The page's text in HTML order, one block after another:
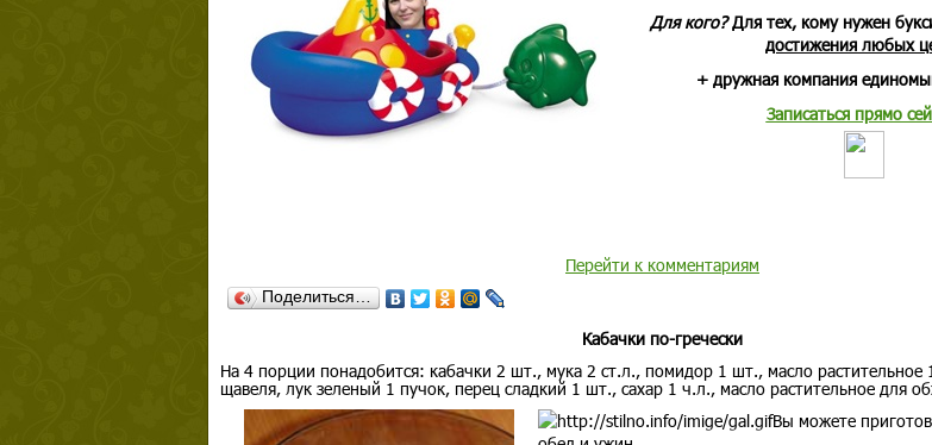
Для кого?Для тех, кому нужен
достижения любых
+ дружная компания
Записаться прямо
Перейти к комментариям
Поделиться…
Кабачки по-гречески
На 4 порции понадобится: кабачки 2 шт., мука 2 ст.л., помидор 1 шт., масло растительное
щавеля, лук зеленый 1 пучок, перец сладкий 1 шт., сахар 1 ч.л., масло растительное для
Вы можете